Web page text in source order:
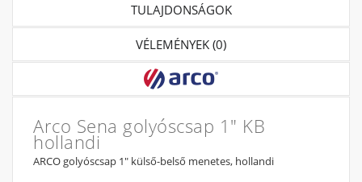
TULAJDONSÁGOK
VÉLEMÉNYEK (0)
Arco Sena golyóscsap 1" KB
hollandi
ARCO golyóscsap 1" külső-belső menetes, hollandi